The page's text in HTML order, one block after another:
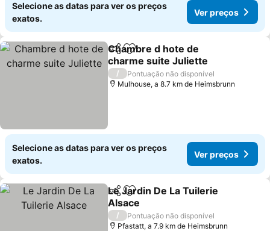
Selecione as datas para ver os preços
exatos.
Ver preços
PartilharAdicionar aos favoritos
Chambre d hote de
charme suite Juliette
/
Pontuação não disponível
Mulhouse, a 8.7 km de Heimsbrunn
Selecione as datas para ver os preços
exatos.
Ver preços
PartilharAdicionar aos favoritos
Le Jardin De La Tuilerie
Alsace
/
Pontuação não disponível
Pfastatt, a 7.9 km de Heimsbrunn